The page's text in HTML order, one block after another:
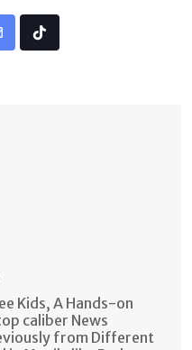
Tiktok
Kids, A Hands-on
caliber News
from Different